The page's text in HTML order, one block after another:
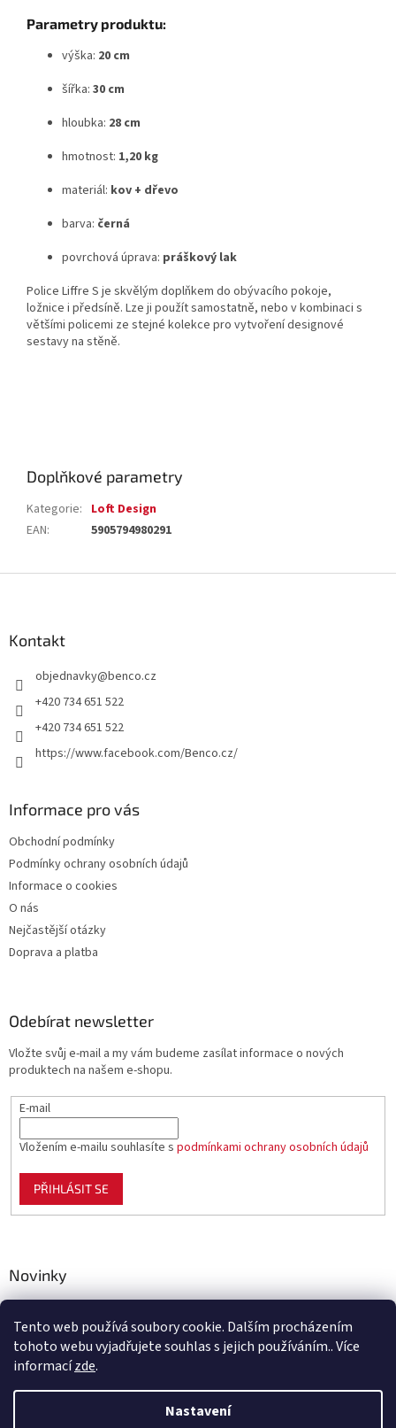
Tento web používá soubory cookie. Dalším procházením
tohoto webu vyjadřujete souhlas s jejich používáním.. Více
informacízde.
Nastavení
Parametry produktu:
výška: 20 cm
šířka: 30 cm
hloubka: 28 cm
hmotnost: 1,20 kg
materiál: kov + dřevo
barva: černá
povrchová úprava: práškový lak
Police Liffre S je skvělým doplňkem do obývacího pokoje,
ložnice i předsíně. Lze ji použít samostatně, nebo v kombinaci s
většími policemi ze stejné kolekce pro vytvoření designové
sestavy na stěně.
Doplňkové parametry
Kategorie: Loft Design
EAN: 5905794980291
Kontakt
objednavky@benco.cz
+420 734 651 522
+420 734 651 522
https://www.facebook.com/Benco.cz/
Informace pro vás
Obchodní podmínky
Podmínky ochrany osobních údajů
Informace o cookies
O nás
Nejčastější otázky
Doprava a platba
Odebírat newsletter
Vložte svůj e-mail a my vám budeme zasílat informace o nových
produktech na našem e-shopu.
E-mail
Vložením e-mailu souhlasíte s podmínkami ochrany osobních údajů
PŘIHLÁSIT SE
Novinky
zahradu, chov i domácnost